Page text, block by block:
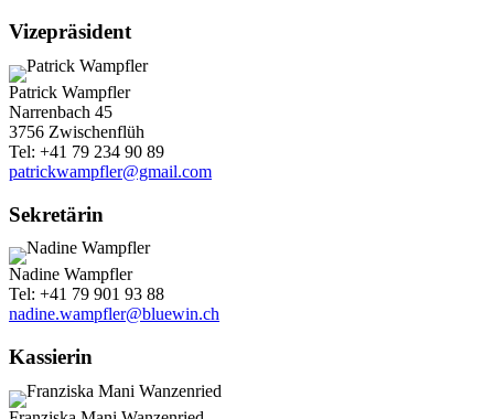
Vizepräsident
Patrick Wampfler
Narrenbach 45
3756 Zwischenflüh
Tel: +41 79 234 90 89
patrickwampfler@gmail.com
Sekretärin
Nadine Wampfler
Tel: +41 79 901 93 88
nadine.wampfler@bluewin.ch
Kassierin